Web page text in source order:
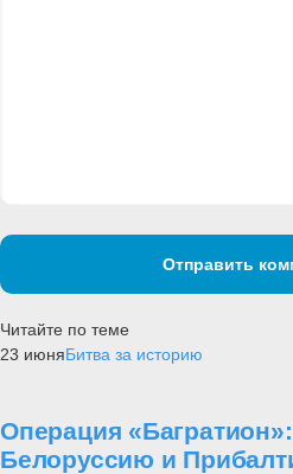
Отправить
Читайте по теме
23 июняБитва за историю
Операция
Белоруссию и